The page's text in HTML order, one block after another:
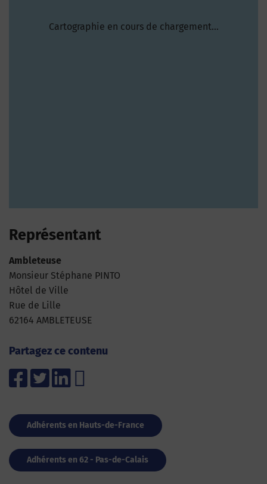
Cartographie en cours de chargement...
Représentant
Ambleteuse
Monsieur Stéphane PINTO
Hôtel de Ville
Rue de Lille
62164 AMBLETEUSE
Partagez ce contenu
Adhérents en Hauts-de-France
Adhérents en 62 - Pas-de-Calais